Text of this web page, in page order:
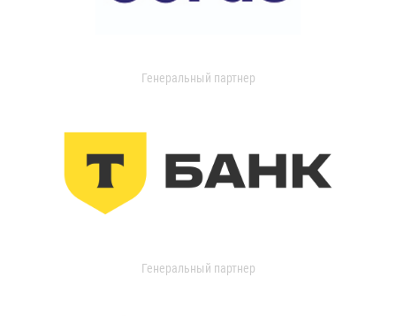
Генеральный партнер
Генеральный партнер